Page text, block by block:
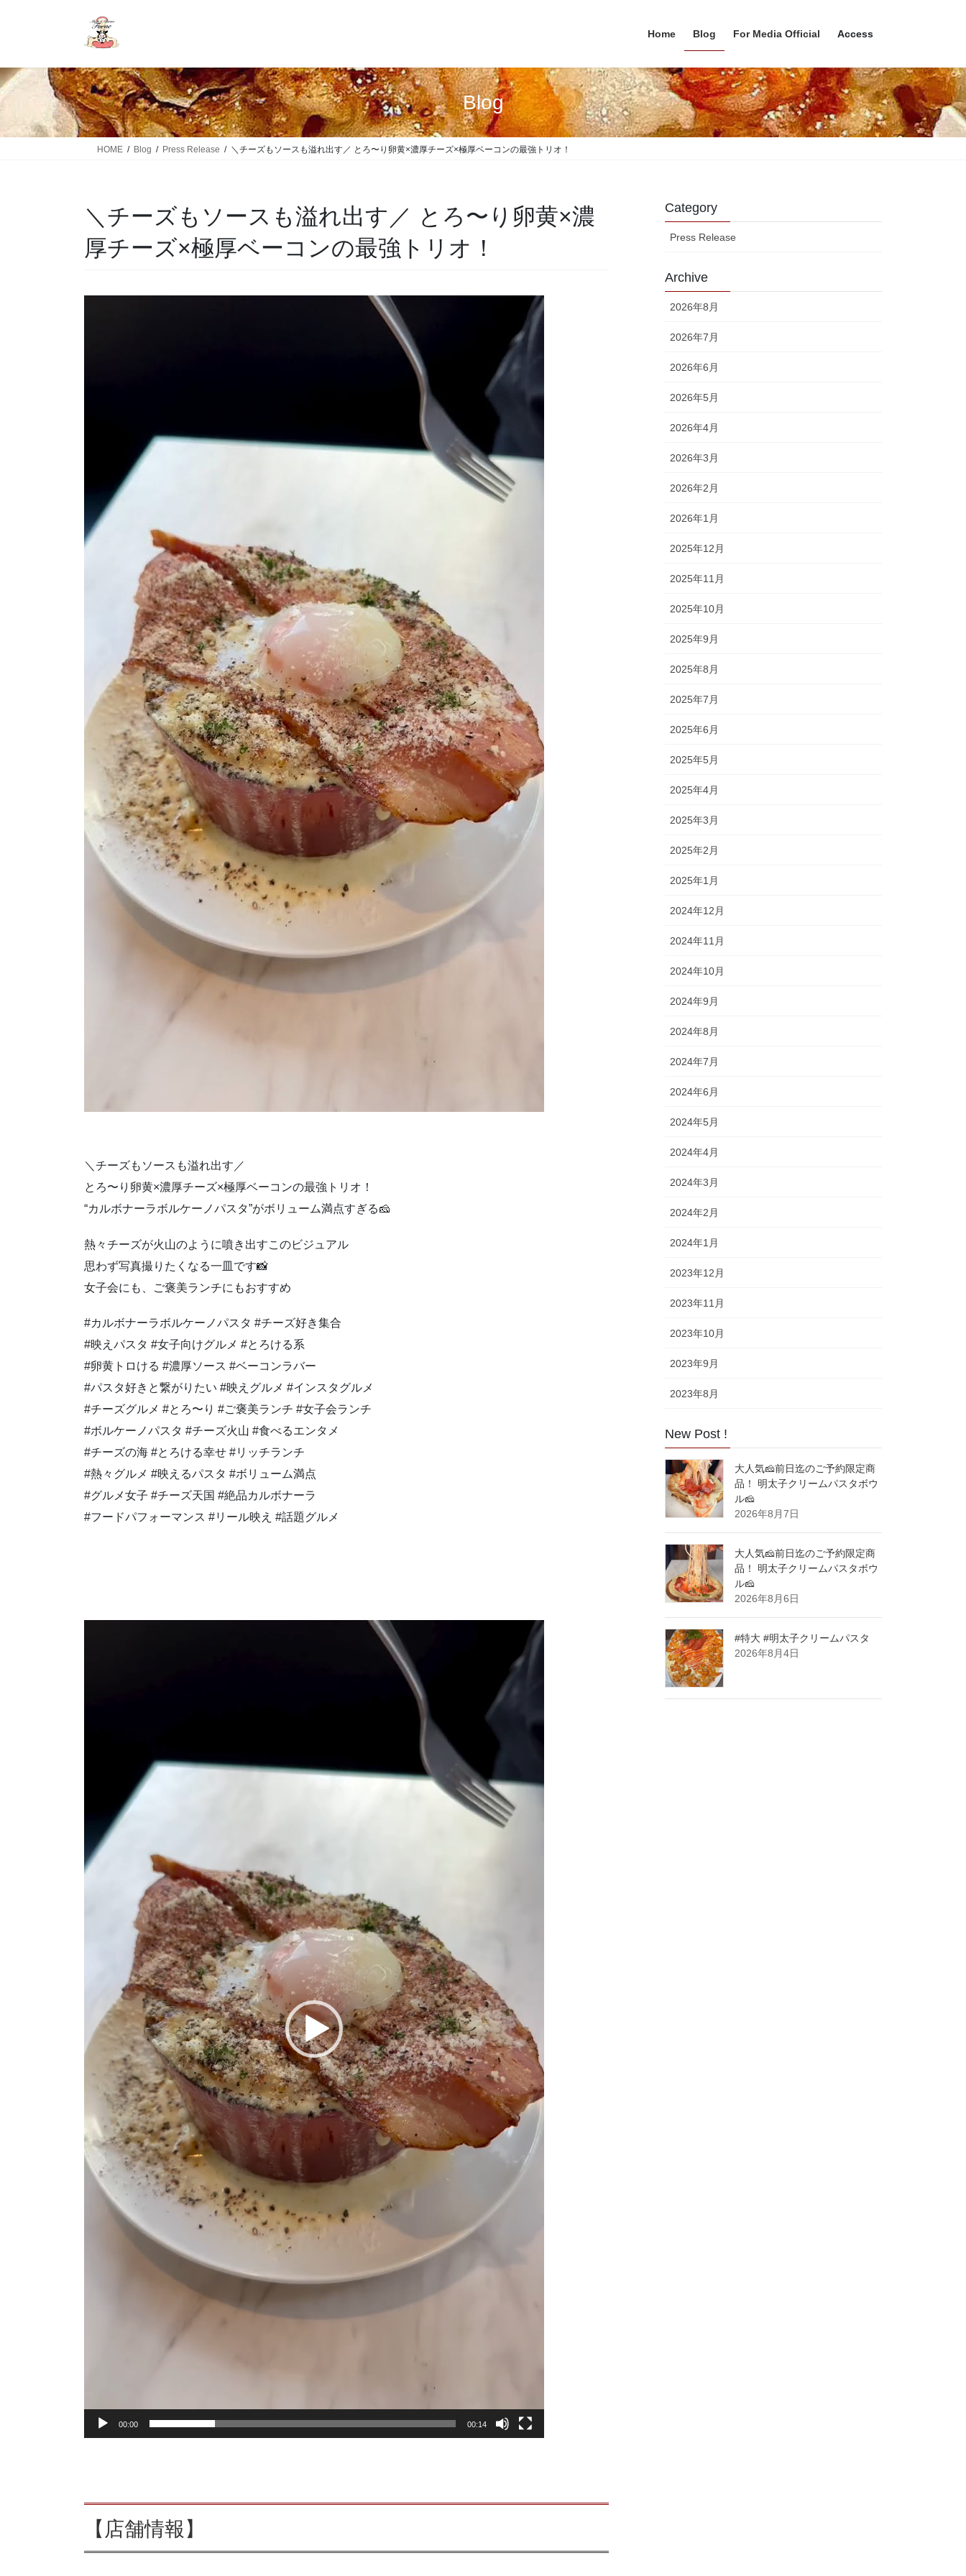
Home Blog For Media Official Access
Blog
HOME Blog Press Release ＼チーズもソースも溢れ出す／ とろ〜り卵黄×濃厚チーズ×極厚ベーコンの最強トリオ！
＼チーズもソースも溢れ出す／ とろ〜り卵黄×濃
厚チーズ×極厚ベーコンの最強トリオ！
＼チーズもソースも溢れ出す／
とろ〜り卵黄×濃厚チーズ×極厚ベーコンの最強トリオ！
“カルボナーラボルケーノパスタ”がボリューム満点すぎる🧀
熱々チーズが火山のように噴き出すこのビジュアル
思わず写真撮りたくなる一皿です📸
女子会にも、ご褒美ランチにもおすすめ
#カルボナーラボルケーノパスタ #チーズ好き集合
#映えパスタ #女子向けグルメ #とろける系
#卵黄トロける #濃厚ソース #ベーコンラバー
#パスタ好きと繋がりたい #映えグルメ #インスタグルメ
#チーズグルメ #とろ〜り #ご褒美ランチ #女子会ランチ
#ボルケーノパスタ #チーズ火山 #食べるエンタメ
#チーズの海 #とろける幸せ #リッチランチ
#熱々グルメ #映えるパスタ #ボリューム満点
#グルメ女子 #チーズ天国 #絶品カルボナーラ
#フードパフォーマンス #リール映え #話題グルメ
00:00 00:14
【店舗情報】
Category
Press Release
Archive
2026年8月
2026年7月
2026年6月
2026年5月
2026年4月
2026年3月
2026年2月
2026年1月
2025年12月
2025年11月
2025年10月
2025年9月
2025年8月
2025年7月
2025年6月
2025年5月
2025年4月
2025年3月
2025年2月
2025年1月
2024年12月
2024年11月
2024年10月
2024年9月
2024年8月
2024年7月
2024年6月
2024年5月
2024年4月
2024年3月
2024年2月
2024年1月
2023年12月
2023年11月
2023年10月
2023年9月
2023年8月
New Post !
大人気🧀前日迄のご予約限定商
品！ 明太子クリームパスタボウ
ル🧀
2026年8月7日
大人気🧀前日迄のご予約限定商
品！ 明太子クリームパスタボウ
ル🧀
2026年8月6日
#特大 #明太子クリームパスタ
2026年8月4日